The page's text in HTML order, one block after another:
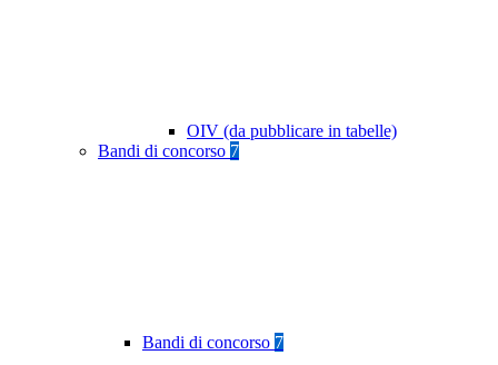
OIV (da pubblicare in tabelle)
Bandi di concorso 7
Bandi di concorso 7